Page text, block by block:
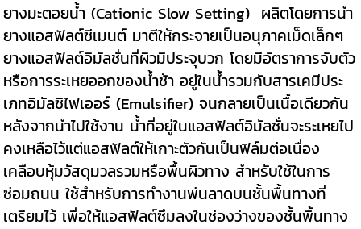
ยางมะตอยน้ำ (Cationic Slow Setting) ผลิตโดยการนำ
ยางแอสฟัลต์ซีเมนต์ มาตีให้กระจายเป็นอนุภาคเม็ดเล็กๆ
ยางแอสฟัลต์อิมัลชั่นที่ผิวมีประจุบวก โดยมีอัตราการจับตัว
หรือการระเหยออกของน้ำช้า อยู่ในน้ำรวมกับสารเคมีประ
เภทอิมัลซิไฟเออร์ (Emulsifier) จนกลายเป็นเนื้อเดียวกัน
หลังจากนำไปใช้งาน น้ำที่อยู่ในแอสฟัลต์อิมัลชั่นจะระเหยไป
คงเหลือไว้แต่แอสฟัลต์ให้เกาะตัวกันเป็นฟิล์มต่อเนื่อง
เคลือบหุ้มวัสดุมวลรวมหรือพื้นผิวทาง สำหรับใช้ในการ
ซ่อมถนน ใช้สำหรับการทำงานพ่นลาดบนชั้นพื้นทางที่
เตรียมไว้ เพื่อให้แอสฟัลต์ซึมลงในช่องว่างของชั้นพื้นทาง